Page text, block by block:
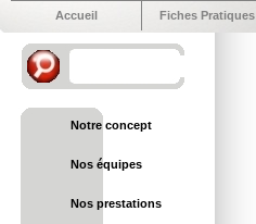
Accueil Fiches Pratiques
Notre concept
Nos équipes
Nos prestations